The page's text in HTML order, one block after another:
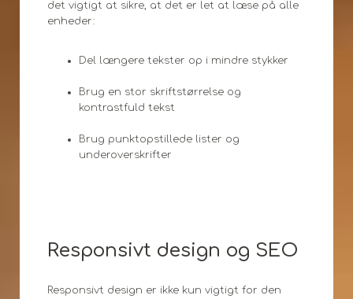
det vigtigt at sikre, at det er let at læse på alle
enheder:
Del længere tekster op i mindre stykker
Brug en stor skriftstørrelse og
kontrastfuld tekst
Brug punktopstillede lister og
underoverskrifter
Responsivt design og SEO
Responsivt design er ikke kun vigtigt for den